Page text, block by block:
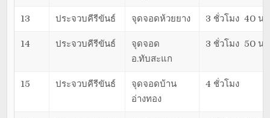
13 ประจวบคีรีขันธ์ จุดจอดห้วยยาง 3 ชั่วโมง 40 น
14 ประจวบคีรีขันธ์
จุดจอด
อ.ทับสะแก
3 ชั่วโมง 50 น
15 ประจวบคีรีขันธ์
จุดจอดบ้าน
อ่างทอง
4 ชั่วโมง